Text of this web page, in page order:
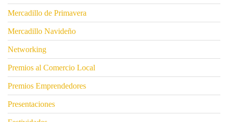
Mercadillo de Primavera
Mercadillo Navideño
Networking
Premios al Comercio Local
Premios Emprendedores
Presentaciones